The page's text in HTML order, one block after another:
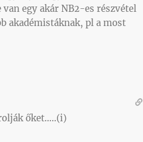
egy akár NB2-es részvétel
akadémistáknak, pl a most
őket…..(i)